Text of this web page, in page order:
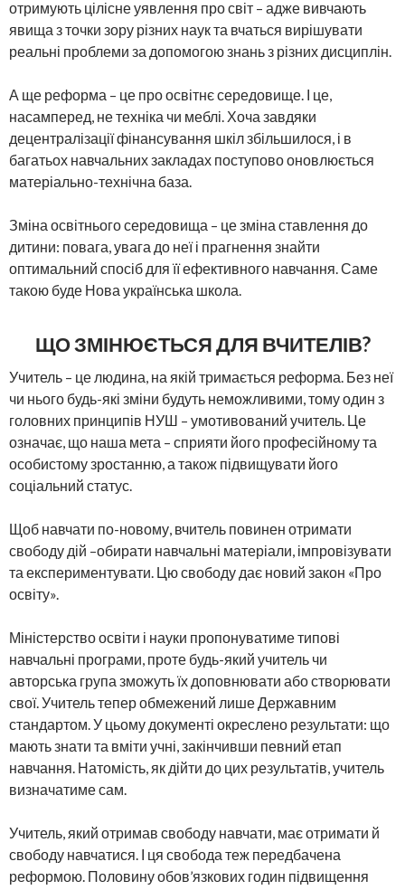
отримують цілісне уявлення про світ – адже вивчають
явища з точки зору різних наук та вчаться вирішувати
реальні проблеми за допомогою знань з різних дисциплін.
А ще реформа – це про освітнє середовище. І це,
насамперед, не техніка чи меблі. Хоча завдяки
децентралізації фінансування шкіл збільшилося, і в
багатьох навчальних закладах поступово оновлюється
матеріально-технічна база.
Зміна освітнього середовища – це зміна ставлення до
дитини: повага, увага до неї і прагнення знайти
оптимальний спосіб для її ефективного навчання. Саме
такою буде Нова українська школа.
ЩО ЗМІНЮЄТЬСЯ ДЛЯ ВЧИТЕЛІВ?
Учитель – це людина, на якій тримається реформа. Без неї
чи нього будь-які зміни будуть неможливими, тому один з
головних принципів НУШ – умотивований учитель. Це
означає, що наша мета – сприяти його професійному та
особистому зростанню, а також підвищувати його
соціальний статус.
Щоб навчати по-новому, вчитель повинен отримати
свободу дій –обирати навчальні матеріали, імпровізувати
та експериментувати. Цю свободу дає новий закон «Про
освіту».
Міністерство освіти і науки пропонуватиме типові
навчальні програми, проте будь-який учитель чи
авторська група зможуть їх доповнювати або створювати
свої. Учитель тепер обмежений лише Державним
стандартом. У цьому документі окреслено результати: що
мають знати та вміти учні, закінчивши певний етап
навчання. Натомість, як дійти до цих результатів, учитель
визначатиме сам.
Учитель, який отримав свободу навчати, має отримати й
свободу навчатися. І ця свобода теж передбачена
реформою. Половину обов’язкових годин підвищення